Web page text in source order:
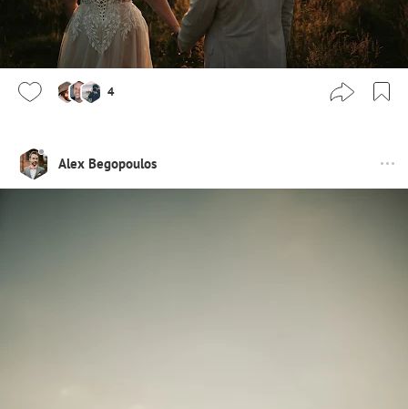
4
Alex Begopoulos